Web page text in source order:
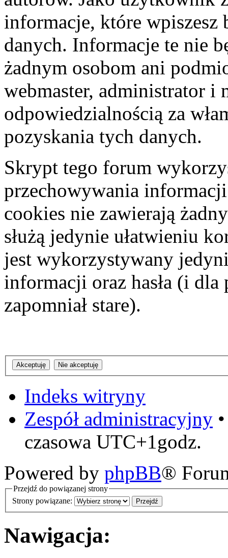
informacje, które wpiszesz
danych. Informacje te nie
żadnym osobom ani
webmaster, administrator i
odpowiedzialnością za
pozyskania tych danych.
Skrypt tego forum
przechowywania
cookies nie zawierają
służą jedynie ułatwieniu
jest wykorzystywany
informacji oraz hasła (i dla
zapomniał stare).
Indeks witryny
Zespół administracyjny
czasowa UTC+1godz.
Powered by phpBB®
Przejdź do powiązanej strony
Strony powiązane:
Nawigacja: